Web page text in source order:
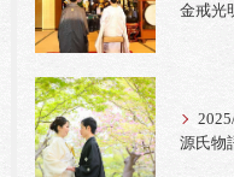
金戒光
源氏物